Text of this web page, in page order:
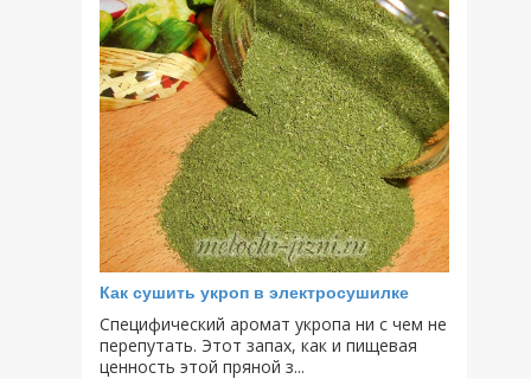
Как сушить укроп в электросушилке
Специфический аромат укропа ни с чем не
перепутать. Этот запах, как и пищевая
ценность этой пряной з...